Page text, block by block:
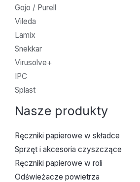
Gojo / Purell
Vileda
Lamix
Snekkar
Virusolve+
IPC
Splast
Nasze produkty
Ręczniki papierowe w składce
Sprzęt i akcesoria czyszczące
Ręczniki papierowe w roli
Odświeżacze powietrza